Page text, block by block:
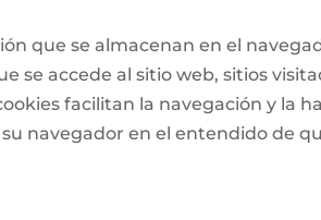
que se almacenan en el
se accede al sitio web, sitios
facilitan la navegación y la
navegador en el entendido de